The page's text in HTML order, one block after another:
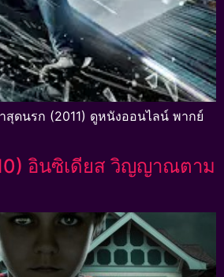
สุดนรก (2011) ดูหนังออนไลน์ พากย์
อินซิเดียส วิญญาณตาม